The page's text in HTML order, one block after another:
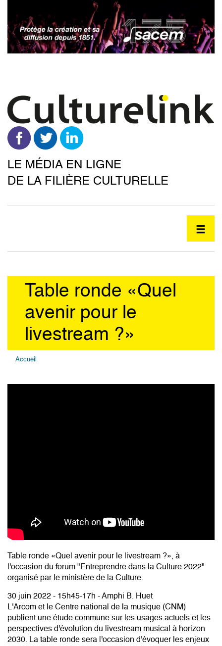
contenu
principal
LE MÉDIA EN LIGNE
DE LA FILIÈRE CULTURELLE
Table ronde «Quel
avenir pour le
livestream ?»
Accueil
Table ronde «Quel avenir pour le livestream ?», à
l'occasion du forum "Entreprendre dans la Culture 2022"
organisé par le ministère de la Culture.
30 juin 2022 - 15h45-17h - Amphi B. Huet
L'Arcom et le Centre national de la musique (CNM)
publient une étude commune sur les usages actuels et les
perspectives d'évolution du livestream musical à horizon
2030. La table ronde sera l'occasion d'évoquer les enjeux